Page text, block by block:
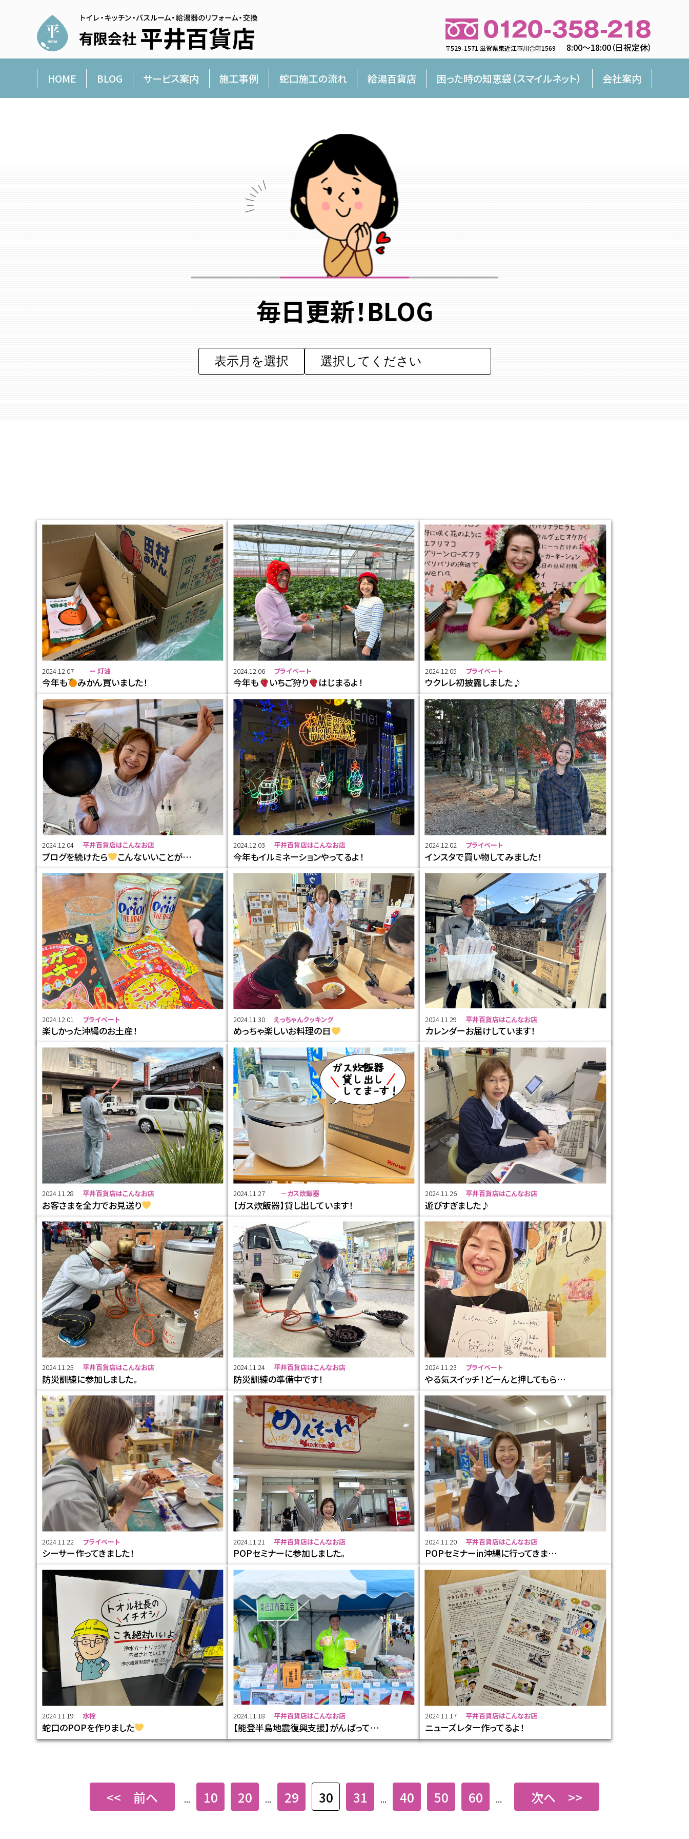
〒529-1571 滋賀県東近江市川合町1569 8:00〜18:00（日祝定休）
HOME BLOG サービス案内 施工事例 蛇口施工の流れ 給湯百貨店 困った時の知恵袋（スマイルネット） 会社案内
毎日更新！BLOG
2024.12.07 ー 灯油
今年も みかん買いました！
2024.12.06 プライベート
今年も いちご狩り はじまるよ！
2024.12.05 プライベート
ウクレレ初披露しました♪
2024.12.04 平井百貨店はこんなお店
ブログを続けたら こんないいことが…
2024.12.03 平井百貨店はこんなお店
今年もイルミネーションやってるよ！
2024.12.02 プライベート
インスタで買い物してみました！
2024.12.01 プライベート
楽しかった沖縄のお土産！
2024.11.30 えっちゃんクッキング
めっちゃ楽しいお料理の日
2024.11.29 平井百貨店はこんなお店
カレンダーお届けしています！
2024.11.28 平井百貨店はこんなお店
お客さまを全力でお見送り
2024.11.27 －ガス炊飯器
【ガス炊飯器】貸し出しています！
2024.11.26 平井百貨店はこんなお店
遊びすぎました♪
2024.11.25 平井百貨店はこんなお店
防災訓練に参加しました。
2024.11.24 平井百貨店はこんなお店
防災訓練の準備中です！
2024.11.23 プライベート
やる気スイッチ！どーんと押してもら…
2024.11.22 プライベート
シーサー作ってきました！
2024.11.21 平井百貨店はこんなお店
POPセミナーに参加しました。
2024.11.20 平井百貨店はこんなお店
POPセミナーin沖縄に行ってきま…
2024.11.19 水栓
蛇口のPOPを作りました
2024.11.18 平井百貨店はこんなお店
【能登半島地震復興支援】がんばって…
2024.11.17 平井百貨店はこんなお店
ニューズレター作ってるよ！
<< 前へ ... 10 20 ... 29 30 31 ... 40 50 60 ... 次へ >>